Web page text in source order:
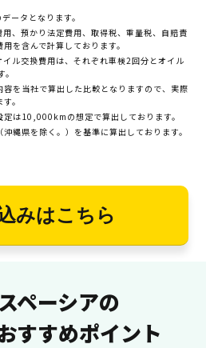
ータとなります。
、預かり法定費用、取得税、重量税、自賠責
を含んで計算しております。
ル交換費用は、それぞれ車検2回分とオイル
容を当社で算出した比較となりますので、実際
。
は10,000kmの想定で算出しております。
縄県を除く。）を基準に算出しております。
みはこちら
ペーシアの
すすめポイント